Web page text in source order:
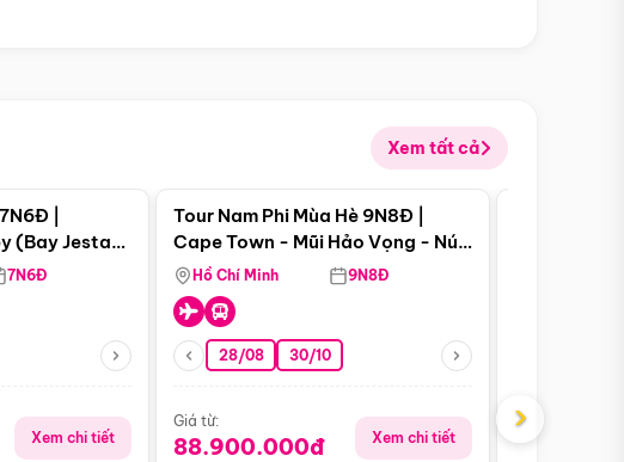
Xem tất cả
|
(Bay Jestar
7N6Đ
Xem chi tiết
Điểm nổi bật
Tour Nam Phi Mùa Hè 9N8Đ |
Cape Town - Mũi Hảo Vọng - Núi
Bàn - Johannesburg - Pretoria -
Safari - Lodge
Hồ Chí Minh 9N8Đ
28/08 30/10
Giá từ:
88.900.000đ Xem chi tiết
Giá từ:
›